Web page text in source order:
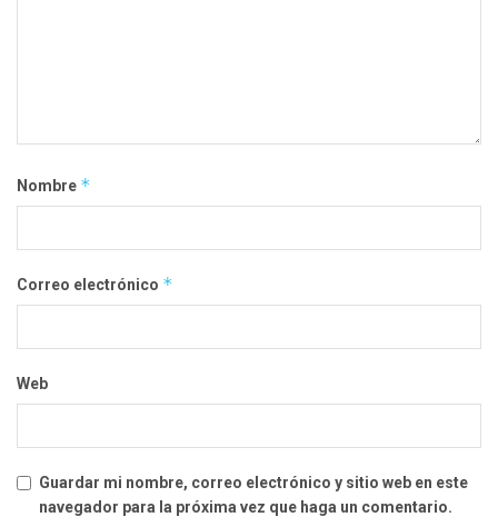
Nombre *
Correo electrónico *
Web
Guardar mi nombre, correo electrónico y sitio web en este
navegador para la próxima vez que haga un comentario.